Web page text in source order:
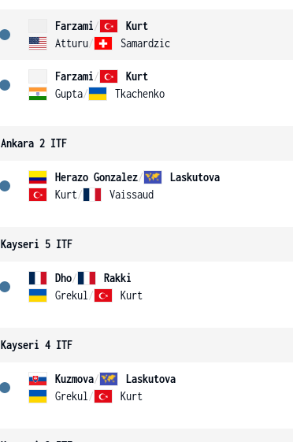
Farzami/
Kurt
Atturu/ Samardzic
Farzami/
Kurt
Gupta/ Tkachenko
Ankara 2 ITF
Herazo Gonzalez/
Laskutova
Kurt/ Vaissaud
Kayseri 5 ITF
Dho/
Rakki
Grekul / Kurt
Kayseri 4 ITF
Kuzmova/
Laskutova
Grekul / Kurt